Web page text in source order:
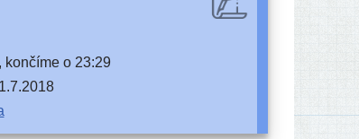
kon­čí­me o 23:29